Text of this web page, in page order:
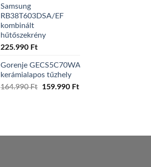
Samsung
RB38T603DSA/EF
kombinált
hűtőszekrény
225.990 Ft
Gorenje GECS5C70WA
kerámialapos tűzhely
164.990Ft
Original
159.990 FtCurrent